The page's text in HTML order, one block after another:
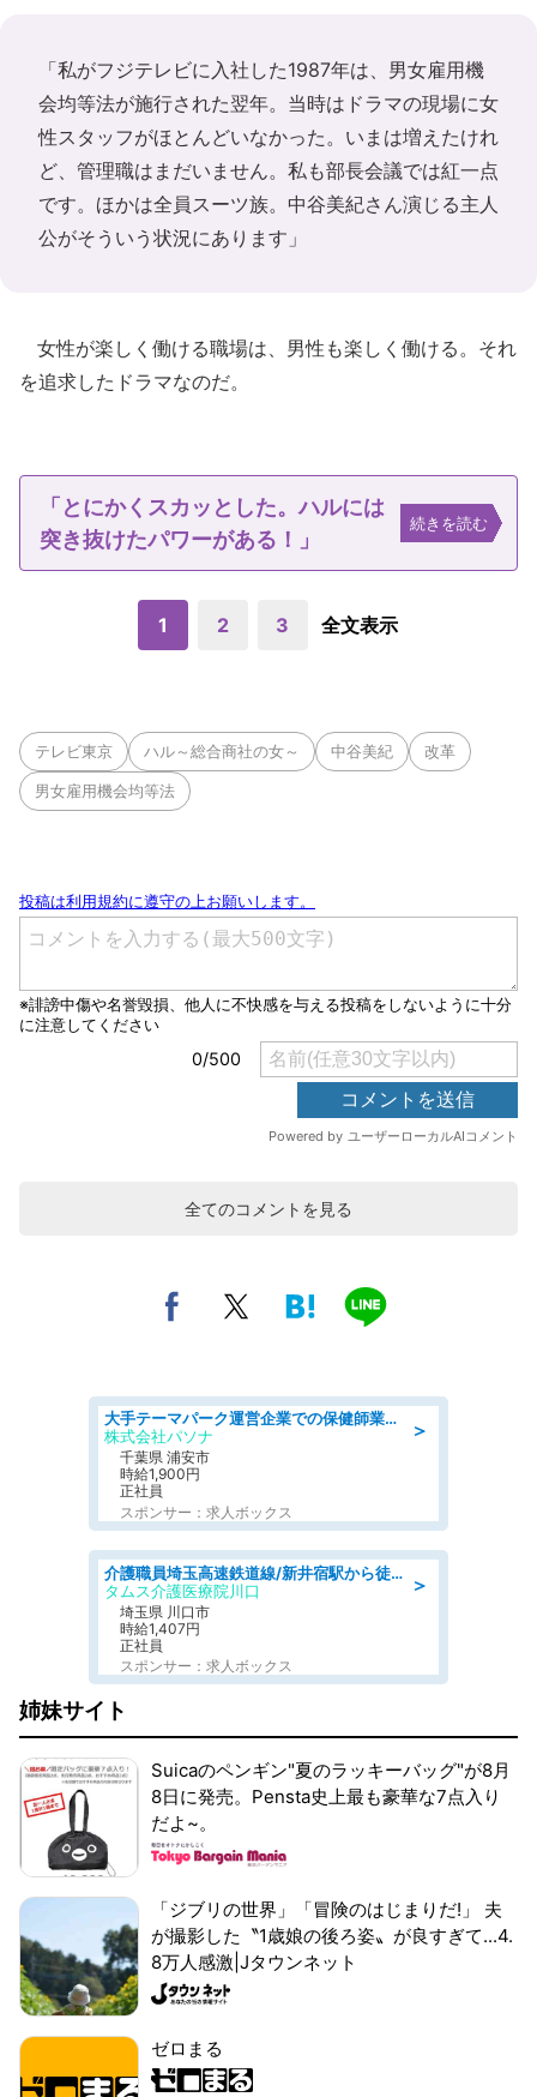
「私がフジテレビに入社した1987年は、男女雇用機
会均等法が施行された翌年。当時はドラマの現場に女
性スタッフがほとんどいなかった。いまは増えたけれ
ど、管理職はまだいません。私も部長会議では紅一点
です。ほかは全員スーツ族。中谷美紀さん演じる主人
公がそういう状況にあります」
女性が楽しく働ける職場は、男性も楽しく働ける。それ
を追求したドラマなのだ。
「とにかくスカッとした。ハルには
突き抜けたパワーがある！」
続きを読む
1 2 3 全文表示
テレビ東京 ハル～総合商社の女～ 中谷美紀 改革
男女雇用機会均等法
全てのコメントを見る
＞
大手テーマパーク運営企業での保健師業務/シフト/要資格:保健師
株式会社パソナ
千葉県 浦安市
時給1,900円
正社員
スポンサー：求人ボックス
＞
介護職員埼玉高速鉄道線/新井宿駅から徒歩15分/埼玉県/川口市
タムス介護医療院川口
埼玉県 川口市
時給1,407円
正社員
スポンサー：求人ボックス
姉妹サイト
Suicaのペンギン"夏のラッキーバッグ"が8月
8日に発売。Pensta史上最も豪華な7点入り
だよ~。
「ジブリの世界」「冒険のはじまりだ!」 夫
が撮影した〝1歳娘の後ろ姿〟が良すぎて...4.
8万人感激|Jタウンネット
ゼロまる